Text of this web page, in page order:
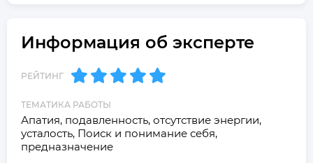
Информация об эксперте
РЕЙТИНГ
ТЕМАТИКА РАБОТЫ
Апатия, подавленность, отсутствие энергии,
усталость, Поиск и понимание себя,
предназначение